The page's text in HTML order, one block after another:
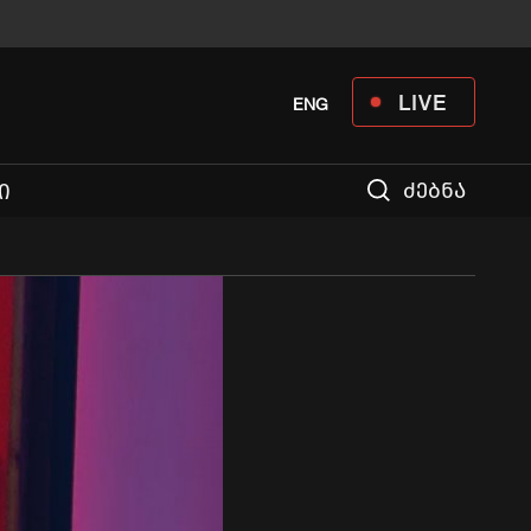
LIVE
ENG
ძებნა